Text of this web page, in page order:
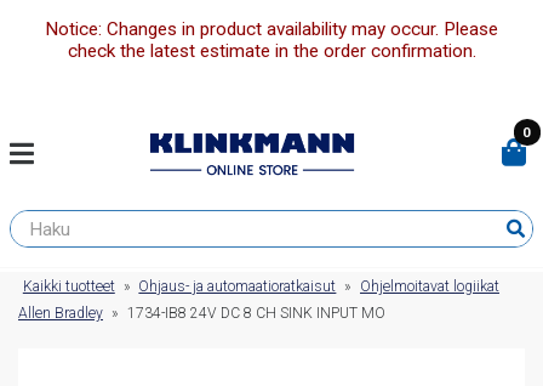
Notice: Changes in product availability may occur. Please
check the latest estimate in the order confirmation.
0
Kaikki tuotteet » Ohjaus- ja automaatioratkaisut »
Ohjelmoitavat logiikat
Allen Bradley » 1734-IB8 24V DC 8 CH SINK INPUT MO